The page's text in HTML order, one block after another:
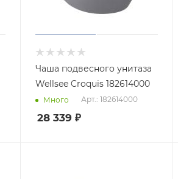
Чаша подвесного унитаза
Wellsee Croquis 182614000
Много Арт.: 182614000
28 339₽